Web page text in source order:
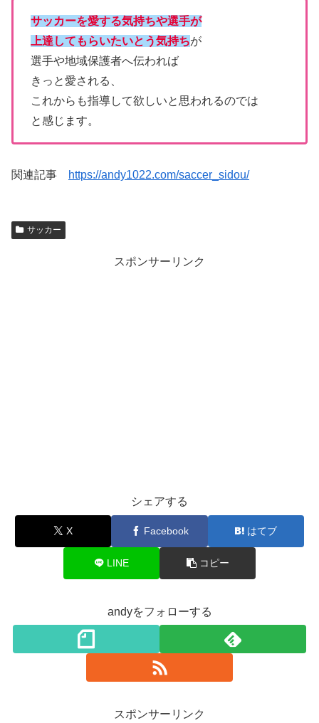
サッカーを愛する気持ちや選手が
上達してもらいたいとう気持ちが
選手や地域保護者へ伝われば
きっと愛される、
これからも指導して欲しいと思われるのでは
と感じます。
関連記事 https://andy1022.com/saccer_sidou/
サッカー
スポンサーリンク
シェアする
X Facebook はてブ
LINE コピー
andyをフォローする
スポンサーリンク